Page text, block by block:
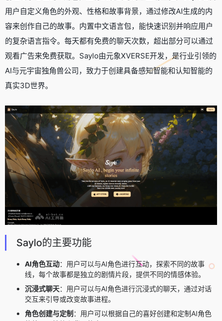
用户自定义角色的外观、性格和故事背景，通过修改AI生成的内
容来创作自己的故事。内置中文语言包，能快速识别并响应用户
的复杂语言指令。每天都有免费的聊天次数，超出部分可以通过
观看广告来免费获取。Saylo由元象XVERSE开发，是行业引领的
AI与元宇宙独角兽公司，致力于创建具备感知智能和认知智能的
真实3D世界。
Saylo的主要功能
AI角色互动：用户可以与AI角色进行互动，探索不同的故事
线，每个故事都是独立的剧情片段，提供不同的情感体验。
沉浸式聊天：用户可以与AI角色进行沉浸式的聊天，通过对话
交互来引导或改变故事进程。
角色创建与定制 ：用户可以根据自己的喜好创建和定制AI角色